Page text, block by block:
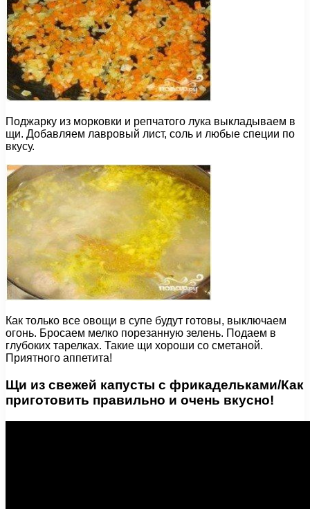
Поджарку из морковки и репчатого лука выкладываем в
щи. Добавляем лавровый лист, соль и любые специи по
вкусу.
Как только все овощи в супе будут готовы, выключаем
огонь. Бросаем мелко порезанную зелень. Подаем в
глубоких тарелках. Такие щи хороши со сметаной.
Приятного аппетита!
Щи из свежей капусты с фрикадельками/Как
приготовить правильно и очень вкусно!